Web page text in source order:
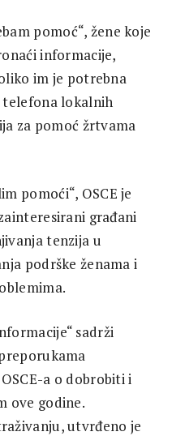
pomoć“, žene koje
informacije,
im je potrebna
telefona lokalnih
za pomoć žrtvama
pomoći“, OSCE je
građani
tenzija u
podrške ženama i
sadrži
a o dobrobiti i
ove godine.
utvrđeno je